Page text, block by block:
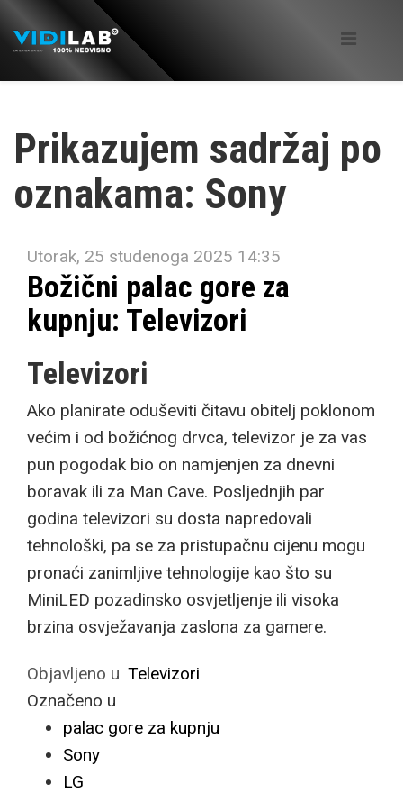
Prikazujem sadržaj po
oznakama: Sony
Utorak, 25 studenoga 2025 14:35
Božični palac gore za
kupnju: Televizori
Televizori
Ako planirate oduševiti čitavu obitelj poklonom
većim i od božićnog drvca, televizor je za vas
pun pogodak bio on namjenjen za dnevni
boravak ili za Man Cave. Posljednjih par
godina televizori su dosta napredovali
tehnološki, pa se za pristupačnu cijenu mogu
pronaći zanimljive tehnologije kao što su
MiniLED pozadinsko osvjetljenje ili visoka
brzina osvježavanja zaslona za gamere.
Objavljeno u Televizori
Označeno u
palac gore za kupnju
Sony
LG